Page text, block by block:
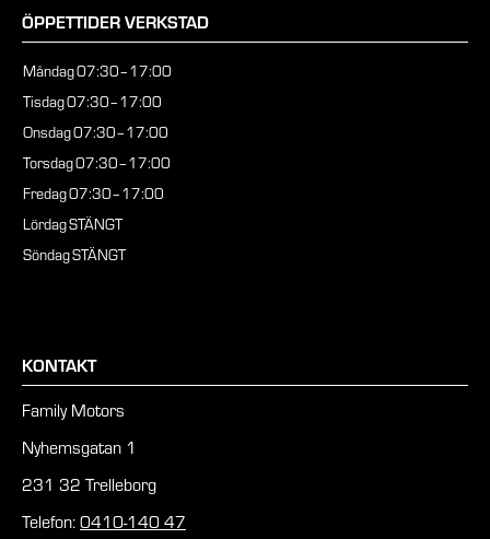
ÖPPETTIDER VERKSTAD
Måndag07:30–17:00
Tisdag07:30–17:00
Onsdag07:30–17:00
Torsdag07:30–17:00
Fredag07:30–17:00
LördagSTÄNGT
SöndagSTÄNGT
KONTAKT
Family Motors
Nyhemsgatan 1
231 32 Trelleborg
Telefon: 0410-140 47